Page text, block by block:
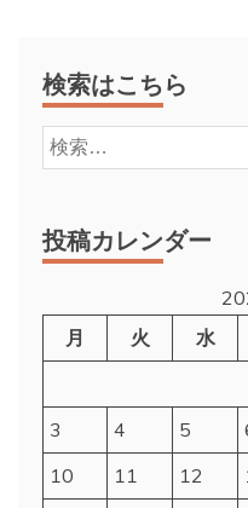
検索はこちら
検
索:
投稿カレンダー
月
火 水
3
4 5
10
11 12